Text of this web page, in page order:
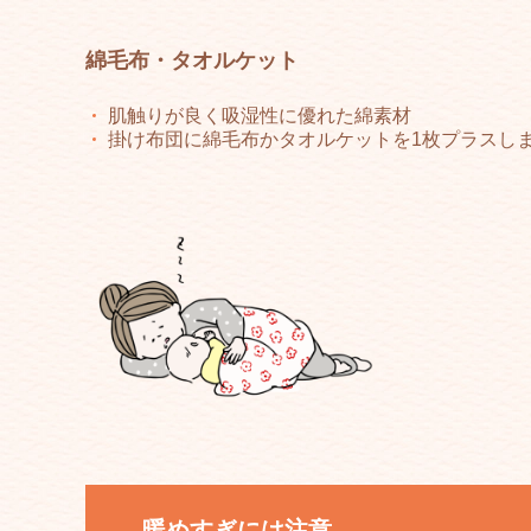
綿毛布・タオルケット
肌触りが良く吸湿性に優れた綿素材
掛け布団に綿毛布かタオルケットを1枚プラスし